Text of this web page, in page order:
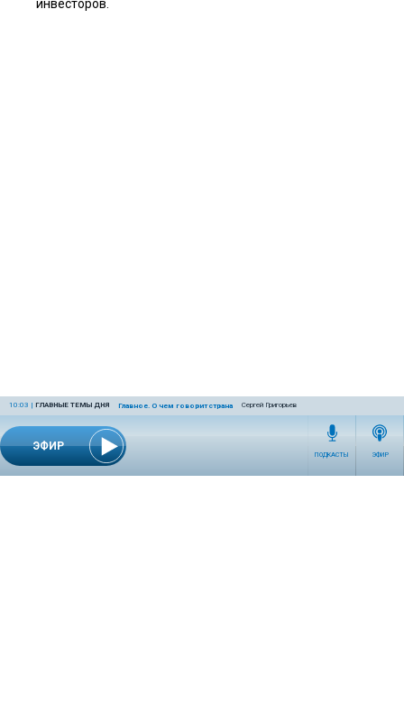
ЭФИР
10:03 | ГЛАВНЫЕ ТЕМЫ ДНЯ Главное. О чем говорит страна Сергей Григорьев
ПОДКАСТЫ ЭФИР
инвесторов.